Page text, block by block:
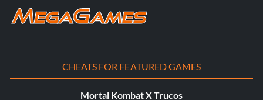
Baloncesto de lava (Bombero): Apaga el fuego de tu
CHEATS FOR FEATURED GAMES
Mortal Kombat X Trucos